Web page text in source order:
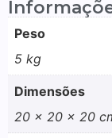
Peso
5 kg
Dimensões
20 × 20 × 20